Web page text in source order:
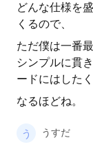
どんな仕様を
くるので、
ただ僕は一番
シンプルに貫
ードにはした
なるほどね。
うすだ